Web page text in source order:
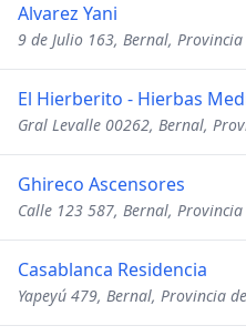
Alvarez Yani
9 de Julio 163, Bernal, Provincia
El Hierberito - Hierbas
Gral Levalle 00262, Bernal,
Ghireco Ascensores
Calle 123 587, Bernal, Provincia
Casablanca Residencia
Yapeyú 479, Bernal, Provincia